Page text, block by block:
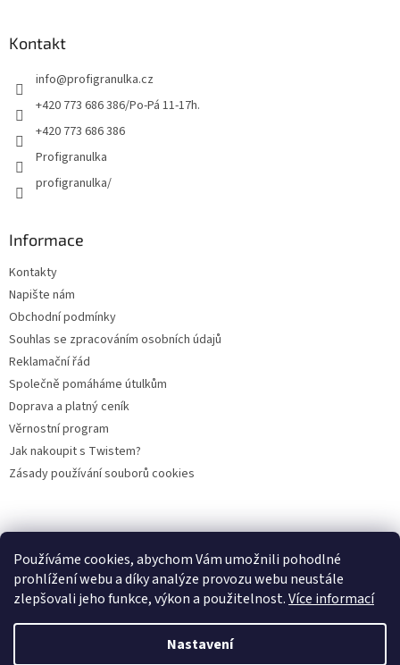
Používáme cookies, abychom Vám umožnili pohodlné
prohlížení webu a díky analýze provozu webu neustále
zlepšovali jeho funkce, výkon a použitelnost.Více informací
Nastavení
Kontakt
info@profigranulka.cz
+420 773 686 386/Po-Pá 11-17h.
+420 773 686 386
Profigranulka
profigranulka/
Informace
Kontakty
Napište nám
Obchodní podmínky
Souhlas se zpracováním osobních údajů
Reklamační řád
Společně pomáháme útulkům
Doprava a platný ceník
Věrnostní program
Jak nakoupit s Twistem?
Zásady používání souborů cookies